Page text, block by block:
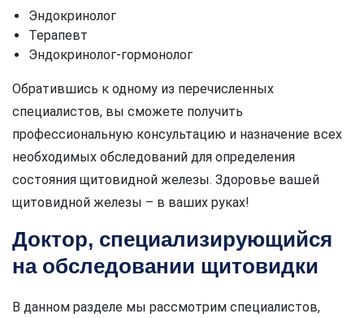
Эндокринолог
Терапевт
Эндокринолог-гормонолог
Обратившись к одному из перечисленных
специалистов, вы сможете получить
профессиональную консультацию и назначение всех
необходимых обследований для определения
состояния щитовидной железы. Здоровье вашей
щитовидной железы – в ваших руках!
Доктор, специализирующийся
на обследовании щитовидки
В данном разделе мы рассмотрим специалистов,